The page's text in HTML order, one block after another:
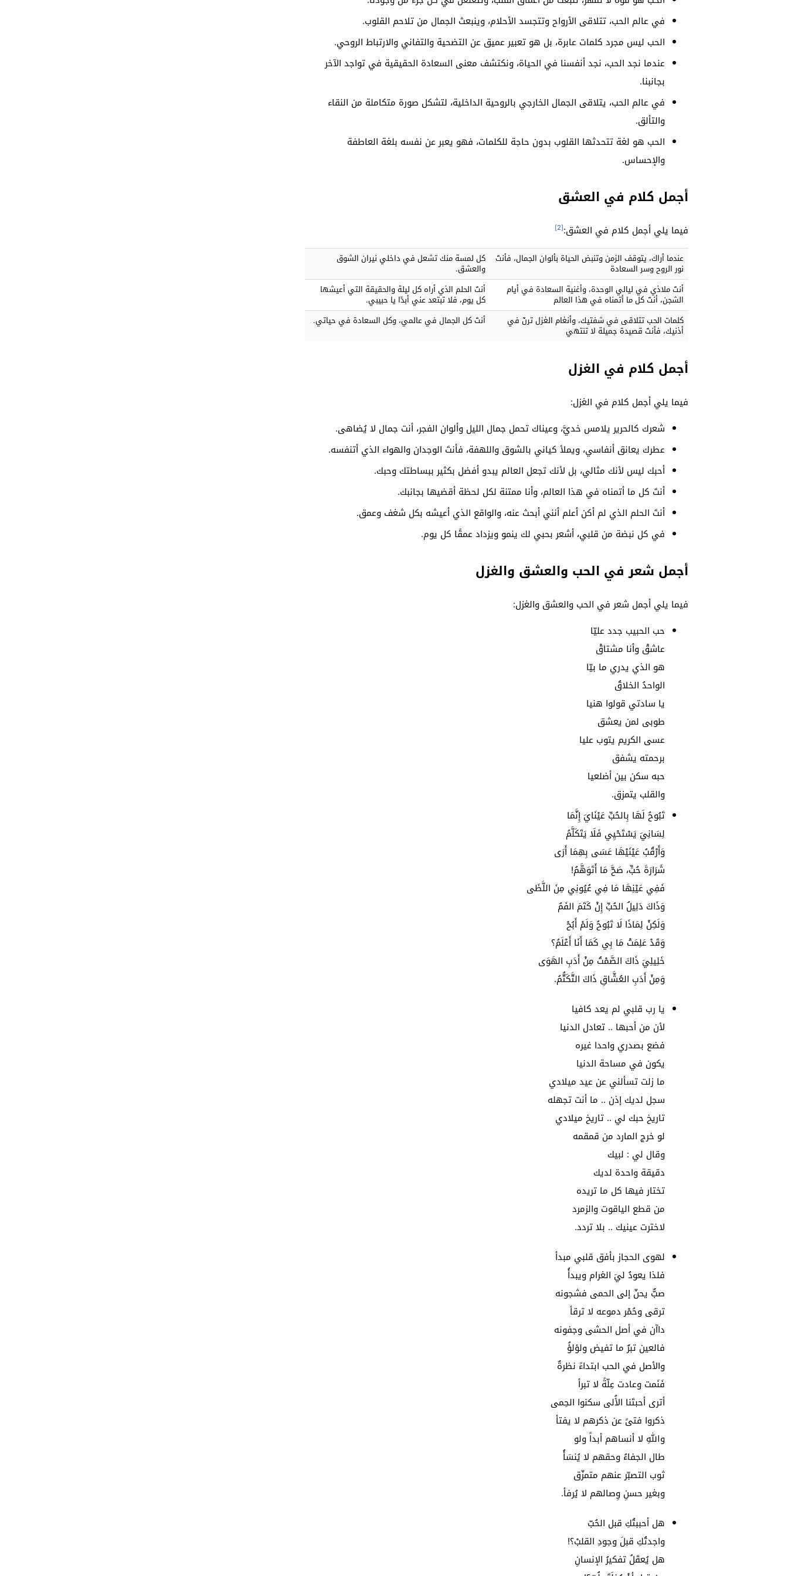
في عالم الحب، تتلاقى الأرواح وتتجسد الأحلام، وينبعث الجمال من تلاحم القلوب.
الحب ليس مجرد كلمات عابرة، بل هو تعبير عميق عن التضحية والتفاني والارتباط الروحي.
عندما نجد الحب، نجد أنفسنا في الحياة، ونكتشف معنى السعادة الحقيقية في تواجد الآخر
بجانبنا.
في عالم الحب، يتلاقى الجمال الخارجي بالروحية الداخلية، لتشكل صورة متكاملة من النقاء
والتألق.
الحب هو لغة تتحدثها القلوب بدون حاجة للكلمات، فهو يعبر عن نفسه بلغة العاطفة
والإحساس.
أجمل كلام في العشق
فيما يلي أجمل كلام في العشق:[2]
عندما أراك، يتوقف الزمن وتنبض الحياة بألوان الجمال، فأنتَ
نور الروح وسر السعادة
كل لمسة منك تشعل في داخلي نيران الشوق
والعشق.
أنتَ ملاذي في ليالي الوحدة، وأغنية السعادة في أيام
الشجن، أنتَ كل ما أتمناه في هذا العالم
أنتَ الحلم الذي أراه كل ليلة والحقيقة التي أعيشها
كل يوم، فلا تبتعد عني أبدًا يا حبيبي.
كلمات الحب تتلاقى في شفتيك، وأنغام الغزل ترنّ في
أذنيك، فأنتَ قصيدة جميلة لا تنتهي
أنتَ كل الجمال في عالمي، وكل السعادة في حياتي.
أجمل كلام في الغزل
فيما يلي أجمل كلام في الغزل:
شعرك كالحرير يلامس خديَّ، وعيناك تحمل جمال الليل وألوان الفجر، أنت جمال لا يُضاهى.
عطرك يعانق أنفاسي، ويملأ كياني بالشوق واللهفة، فأنتَ الوجدان والهواء الذي أتنفسه.
أحبك ليس لأنك مثالي، بل لأنك تجعل العالم يبدو أفضل بكثير ببساطتك وحبك.
أنتَ كل ما أتمناه في هذا العالم، وأنا ممتنة لكل لحظة أقضيها بجانبك.
أنتَ الحلم الذي لم أكن أعلم أنني أبحث عنه، والواقع الذي أعيشه بكل شغف وعمق.
في كل نبضة من قلبي، أشعر بحبي لك ينمو ويزداد عمقًا كل يوم.
أجمل شعر في الحب والعشق والغزل
فيما يلي أجمل شعر في الحب والعشق والغزل:
حب الحبيب جدد عليّا
عاشقْ وأنا مشتاقْ
هو الذي يدري ما بيّا
الواحدُ الخلاقُ
يا سادتي قولوا هنيا
طوبى لمن يعشق
عسى الكريم يتوب عليا
برحمته يشفق
حبه سكن بين أضلعيا
والقلب يتمزق.
تَبُوحُ لَهَا بِالحُبِّ عَيْنَايَ إِنَّمَا
لِسَانِيَ يَسْتَحْيِي فَلَا يَتَكَلَّمُ
وَأَرْقُبُ عَيْنَيْهَا عَسَى بِهِمَا أَرَى
شَرَارَةَ حُبٍّ، صَحَّ مَا أَتَوَهَّمُ!
فَفِي عَيْنِهَا مَا فِي عُيُونِي مِنَ اللَّظَى
وَذَاكَ دَلِيلُ الحُبِّ إِنْ كَتَمَ الفَمُ
وَلَكِنْ لِمَاذَا لَا تَبُوحُ وَلَمْ أَبُحْ
وَقَدْ عَلِمَتْ مَا بِي كَمَا أَنَا أَعْلَمُ؟
خَلِيلِيَ ذَاكَ الصَّمْتُ مِنْ أَدَبِ الهَوَى
وَمِنْ أَدَبِ العُشَّاقِ ذَاكَ التَّكَتُّمُ.
يا رب قلبي لم يعد كافيا
لأن من أحبها .. تعادل الدنيا
فضع بصدري واحدا غيره
يكون في مساحة الدنيا
ما زلت تسألني عن عيد ميلادي
سجل لديك إذن .. ما أنت تجهله
تاريخ حبك لي .. تاريخ ميلادي
لو خرج المارد من قمقمه
وقال لي : لبيك
دقيقة واحدة لديك
تختار فيها كل ما تريده
من قطع الياقوت والزمرد
لاخترت عينيك .. بلا تردد.
لهوى الحجاز بأفق قلبي مبدأ
فلذا يعودُ ليَ الغرام ويبدأُ
صبٌّ يحنّ إلى الحمى فشجونه
ترقى وحُمْر دموعه لا ترقأ
داآن في أصل الحشى وجفونه
فالعين تبرٌ ما تفيض ولؤلؤُ
والأصل في الحب ابتداءً نظرةٌ
فَنَمت وعادت عِلّةً لا تبرأ
أترى أحبتَنا الأُلى سكنوا الحِمى
ذكروا فتىً عن ذكرهم لا يفتأ
واللهِ لا أنساهم أبداً ولو
طال الجفاءُ وحقهم لا يُنسَأُ
ثوب التصبّر عنهم متمزّق
وبغير حسنِ وِصالهم لا يُرفأ.
هل أحببتُكِ قبل الحُبّ
واجدتُكِ قبلَ وجودِ القلبْ؟!
هل يُعقَلُ تفكيرُ الإنسانِ